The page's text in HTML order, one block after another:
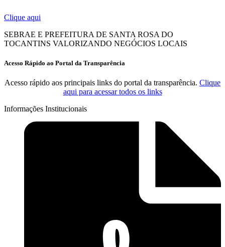
Clique aqui
SEBRAE E PREFEITURA DE SANTA ROSA DO
TOCANTINS VALORIZANDO NEGÓCIOS LOCAIS
Acesso Rápido ao Portal da Transparência
Acesso rápido aos principais links do portal da transparência. Clique
aqui para acessar todos os links
Informações Institucionais